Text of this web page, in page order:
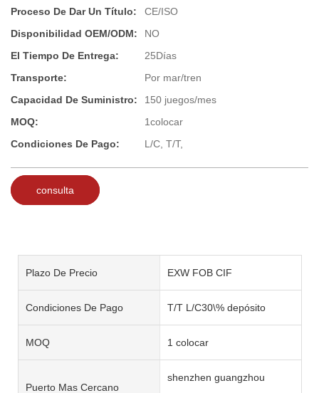
Proceso De Dar Un Título:
CE/ISO
Disponibilidad OEM/ODM:
NO
El Tiempo De Entrega:
25Días
Transporte:
Por mar/tren
Capacidad De Suministro:
150 juegos/mes
MOQ:
1colocar
Condiciones De Pago:
L/C, T/T,
consulta
Plazo De Precio EXW FOB CIF
Condiciones De Pago T/T L/C30\% depósito
MOQ 1 colocar
Puerto Mas Cercano
shenzhen guangzhou